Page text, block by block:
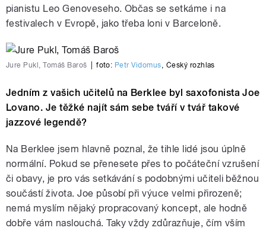
pianistu Leo Genoveseho. Občas se setkáme i na
festivalech v Evropě, jako třeba loni v Barceloně.
Jure Pukl, Tomáš Baroš foto: Petr Vidomus Český rozhlas
Jedním z vašich učitelů na Berklee byl saxofonista Joe
Lovano. Je těžké najít sám sebe tváří v tvář takové
jazzové legendě?
Na Berklee jsem hlavně poznal, že tihle lidé jsou úplně
normální. Pokud se přenesete přes to počáteční vzrušení
či obavy, je pro vás setkávání s podobnými učiteli běžnou
součástí života. Joe působí při výuce velmi přirozeně;
nemá myslím nějaký propracovaný koncept, ale hodně
dobře vám naslouchá. Taky vždy zdůrazňuje, čím vším